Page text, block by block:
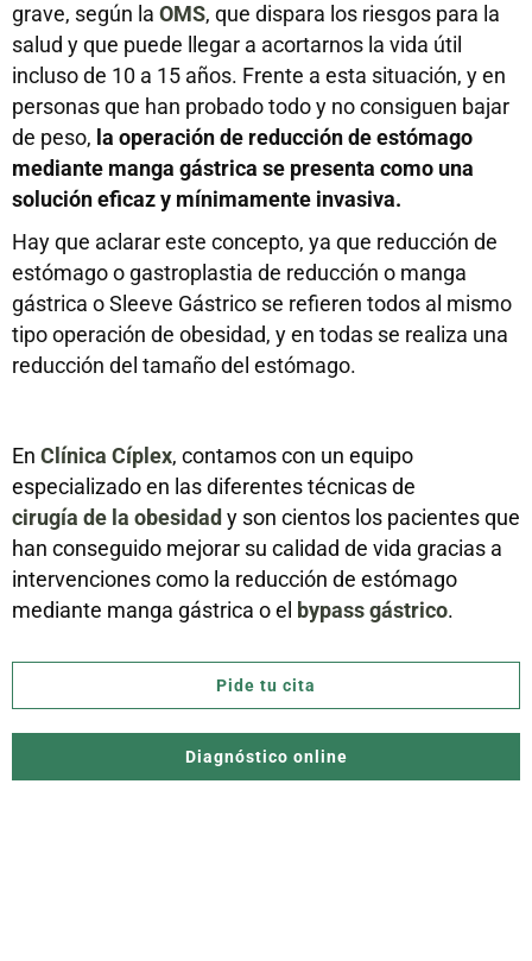
grave, según la OMS, que dispara los riesgos para la
salud y que puede llegar a acortarnos la vida útil
incluso de 10 a 15 años. Frente a esta situación, y en
personas que han probado todo y no consiguen bajar
de peso, la operación de reducción de estómago
mediante manga gástrica se presenta como una
solución eficaz y mínimamente invasiva.
Hay que aclarar este concepto, ya que reducción de
estómago o gastroplastia de reducción o manga
gástrica o Sleeve Gástrico se refieren todos al mismo
tipo operación de obesidad, y en todas se realiza una
reducción del tamaño del estómago.
En Clínica Cíplex, contamos con un equipo
especializado en las diferentes técnicas de
cirugía de la obesidad y son cientos los pacientes que
han conseguido mejorar su calidad de vida gracias a
intervenciones como la reducción de estómago
mediante manga gástrica o el bypass gástrico.
Pide tu cita
Diagnóstico online